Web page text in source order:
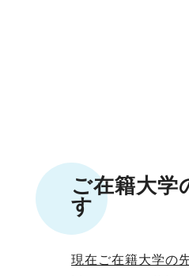
ご在籍大学
す
現在 ご在籍大学の